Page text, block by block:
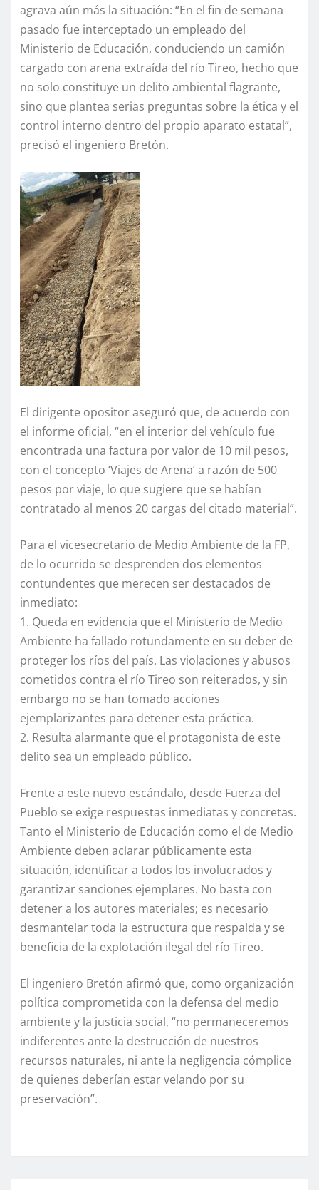
agrava aún más la situación: “En el fin de semana
pasado fue interceptado un empleado del
Ministerio de Educación, conduciendo un camión
cargado con arena extraída del río Tireo, hecho que
no solo constituye un delito ambiental flagrante,
sino que plantea serias preguntas sobre la ética y el
control interno dentro del propio aparato estatal”,
precisó el ingeniero Bretón.
El dirigente opositor aseguró que, de acuerdo con
el informe oficial, “en el interior del vehículo fue
encontrada una factura por valor de 10 mil pesos,
con el concepto ‘Viajes de Arena’ a razón de 500
pesos por viaje, lo que sugiere que se habían
contratado al menos 20 cargas del citado material”.
Para el vicesecretario de Medio Ambiente de la FP,
de lo ocurrido se desprenden dos elementos
contundentes que merecen ser destacados de
inmediato:
1. Queda en evidencia que el Ministerio de Medio
Ambiente ha fallado rotundamente en su deber de
proteger los ríos del país. Las violaciones y abusos
cometidos contra el río Tireo son reiterados, y sin
embargo no se han tomado acciones
ejemplarizantes para detener esta práctica.
2. Resulta alarmante que el protagonista de este
delito sea un empleado público.
Frente a este nuevo escándalo, desde Fuerza del
Pueblo se exige respuestas inmediatas y concretas.
Tanto el Ministerio de Educación como el de Medio
Ambiente deben aclarar públicamente esta
situación, identificar a todos los involucrados y
garantizar sanciones ejemplares. No basta con
detener a los autores materiales; es necesario
desmantelar toda la estructura que respalda y se
beneficia de la explotación ilegal del río Tireo.
El ingeniero Bretón afirmó que, como organización
política comprometida con la defensa del medio
ambiente y la justicia social, “no permaneceremos
indiferentes ante la destrucción de nuestros
recursos naturales, ni ante la negligencia cómplice
de quienes deberían estar velando por su
preservación”.